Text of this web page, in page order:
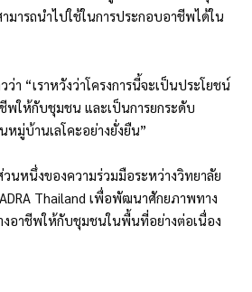
มารถนำไปใช้ในการประกอบอาชีพได้ใน
า “เราหวังว่าโครงการนี้จะเป็นประโยชน์
พให้กับชุมชน และเป็นการยกระดับ
มู่บ้านเลโคะอย่างยั่งยืน”
นหนึ่งของความร่วมมือระหว่างวิทยาลัย
Thailand เพื่อพัฒนาศักยภาพทาง
งอาชีพให้กับชุมชนในพื้นที่อย่างต่อเนื่อง